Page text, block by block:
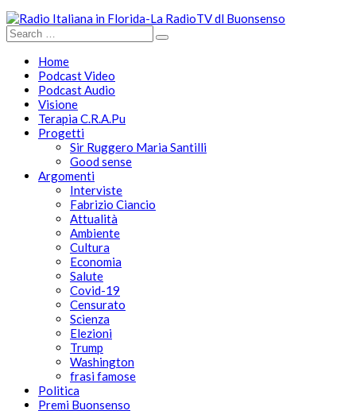
Home
Podcast Video
Podcast Audio
Visione
Terapia C.R.A.Pu
Progetti
Sir Ruggero Maria Santilli
Good sense
Argomenti
Interviste
Fabrizio Ciancio
Attualità
Ambiente
Cultura
Economia
Salute
Covid-19
Censurato
Scienza
Elezioni
Trump
Washington
frasi famose
Politica
Premi Buonsenso